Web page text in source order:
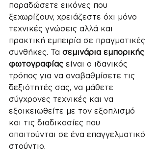
παραδώσετε εικόνες που
ξεχωρίζουν, χρειάζεστε όχι μόνο
τεχνικές γνώσεις αλλά και
πρακτική εμπειρία σε πραγματικές
συνθήκες. Τα σεμινάρια εμπορικής
φωτογραφίας είναι ο ιδανικός
τρόπος για να αναβαθμίσετε τις
δεξιότητές σας, να μάθετε
σύγχρονες τεχνικές και να
εξοικειωθείτε με τον εξοπλισμό
και τις διαδικασίες που
απαιτούνται σε ένα επαγγελματικό
στούντιο.